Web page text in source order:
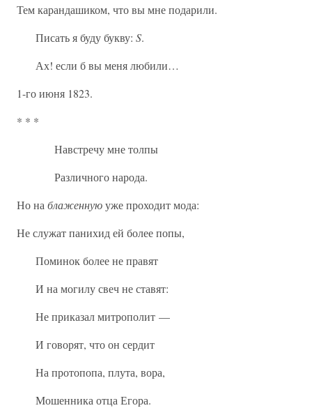
Тем карандашиком, что вы мне подарили.
Писать я буду букву: S.
Ах! если б вы меня любили…
1-го июня 1823.
* * *
Навстречу мне толпы
Различного народа.
Но на блаженнуюуже проходит мода:
Не служат панихид ей более попы,
Поминок более не правят
И на могилу свеч не ставят:
Не приказал митрополит —
И говорят, что он сердит
На протопопа, плута, вора,
Мошенника отца Егора.